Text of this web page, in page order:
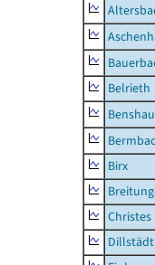
Belrieth
Birx
Christes
Dillstädt